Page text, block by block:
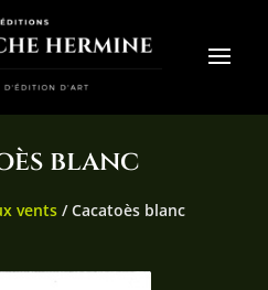
blanc
vents/ Cacatoès blanc